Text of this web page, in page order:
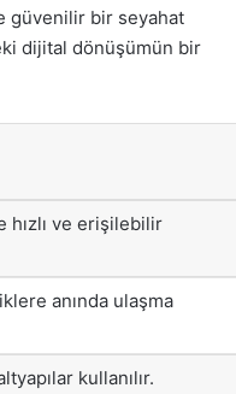
güvenilir bir seyahat
dijital dönüşümün bir
hızlı ve erişilebilir
anında ulaşma
kullanılır.